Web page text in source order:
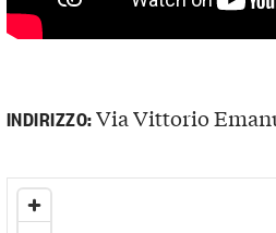
INDIRIZZO:Via Vittorio